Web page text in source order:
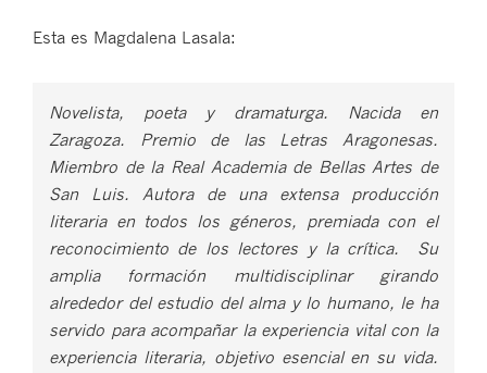
Esta es Magdalena Lasala:
Novelista, poeta y dramaturga. Nacida en
Zaragoza. Premio de las Letras Aragonesas.
Miembro de la Real Academia de Bellas Artes de
San Luis. Autora de una extensa producción
literaria en todos los géneros, premiada con el
reconocimiento de los lectores y la crítica. Su
amplia formación multidisciplinar girando
alrededor del estudio del alma y lo humano, le ha
servido para acompañar la experiencia vital con la
experiencia literaria, objetivo esencial en su vida.